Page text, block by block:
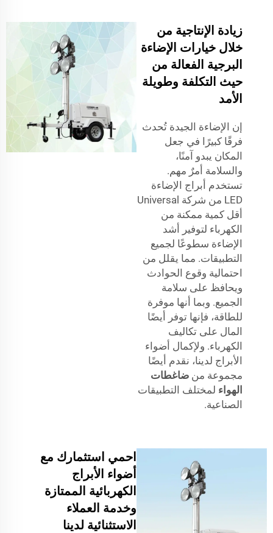
زيادة الإنتاجية من
خلال خيارات الإضاءة
البرجية الفعالة من
حيث التكلفة وطويلة
الأمد
إن الإضاءة الجيدة تُحدث
فرقًا كبيرًا في جعل
المكان يبدو آمنًا،
والسلامة أمرٌ مهم.
تستخدم أبراج الإضاءة
LED من شركة Universal
أقل كمية ممكنة من
الكهرباء لتوفير أشد
الإضاءة سطوعًا لجميع
التطبيقات. مما يقلل من
احتمالية وقوع الحوادث
ويحافظ على سلامة
الجميع. وبما أنها موفرة
للطاقة، فإنها توفر أيضًا
المال على تكاليف
الكهرباء. ولإكمال أضواء
الأبراج لدينا، نقدم أيضًا
مجموعة من ضاغطات
الهواء لمختلف التطبيقات
الصناعية.
احمي استثمارك مع
أضواء الأبراج
الكهربائية الممتازة
وخدمة العملاء
الاستثنائية لدينا